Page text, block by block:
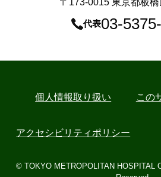
〒173-0015 東京都板
代表03-
個⼈情報取り扱い この
アクセシビリティポリシー
© TOKYO METROPOLITAN HOSPITAL